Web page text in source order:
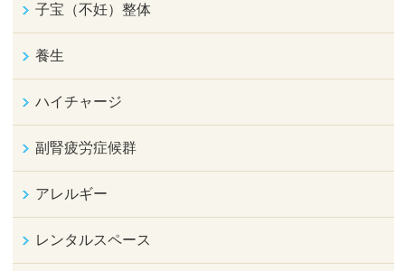
子宝（不妊）整体
養生
ハイチャージ
副腎疲労症候群
アレルギー
レンタルスペース